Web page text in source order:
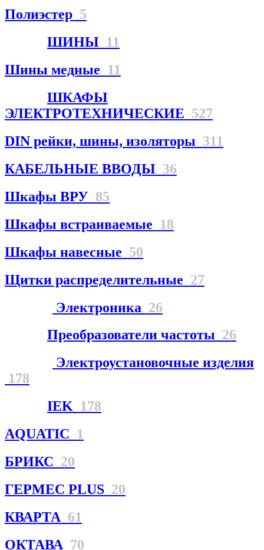
Полиэстер 5
ШИНЫ 11
Шины медные 11
ШКАФЫ
ЭЛЕКТРОТЕХНИЧЕСКИЕ 527
DIN рейки, шины, изоляторы 311
КАБЕЛЬНЫЕ ВВОДЫ 36
Шкафы ВРУ 85
Шкафы встраиваемые 18
Шкафы навесные 50
Щитки распределительные 27
Электроника 26
Преобразователи частоты 26
Электроустановочные изделия
178
IEK 178
AQUATIC 1
БРИКС 20
ГЕРМЕС PLUS 20
КВАРТА 61
ОКТАВА 70